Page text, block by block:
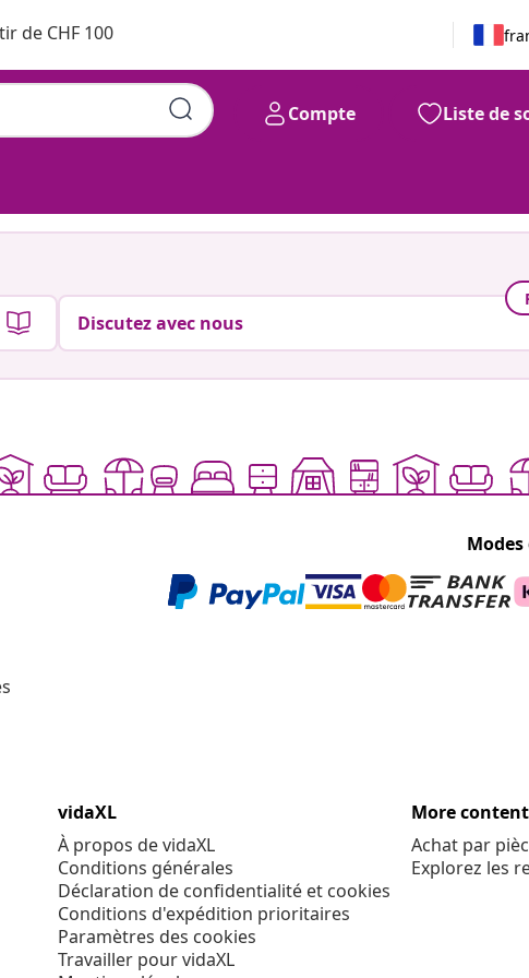
de CHF 100
Compte Liste de
Discutez avec nous
vidaXL
À propos de vidaXL
Conditions générales
Déclaration de confidentialité et cookies
Conditions d'expédition prioritaires
Paramètres des cookies
Travailler pour vidaXL
More
Achat par
Explorez les